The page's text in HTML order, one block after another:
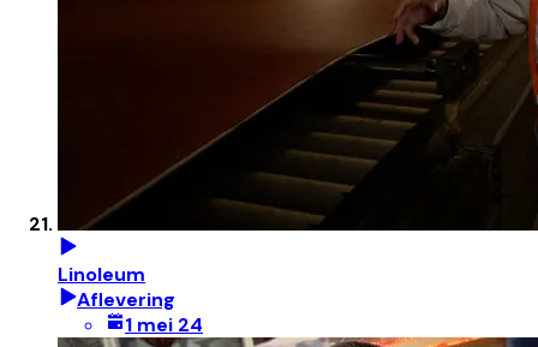
Linoleum
Aflevering
1 mei 24